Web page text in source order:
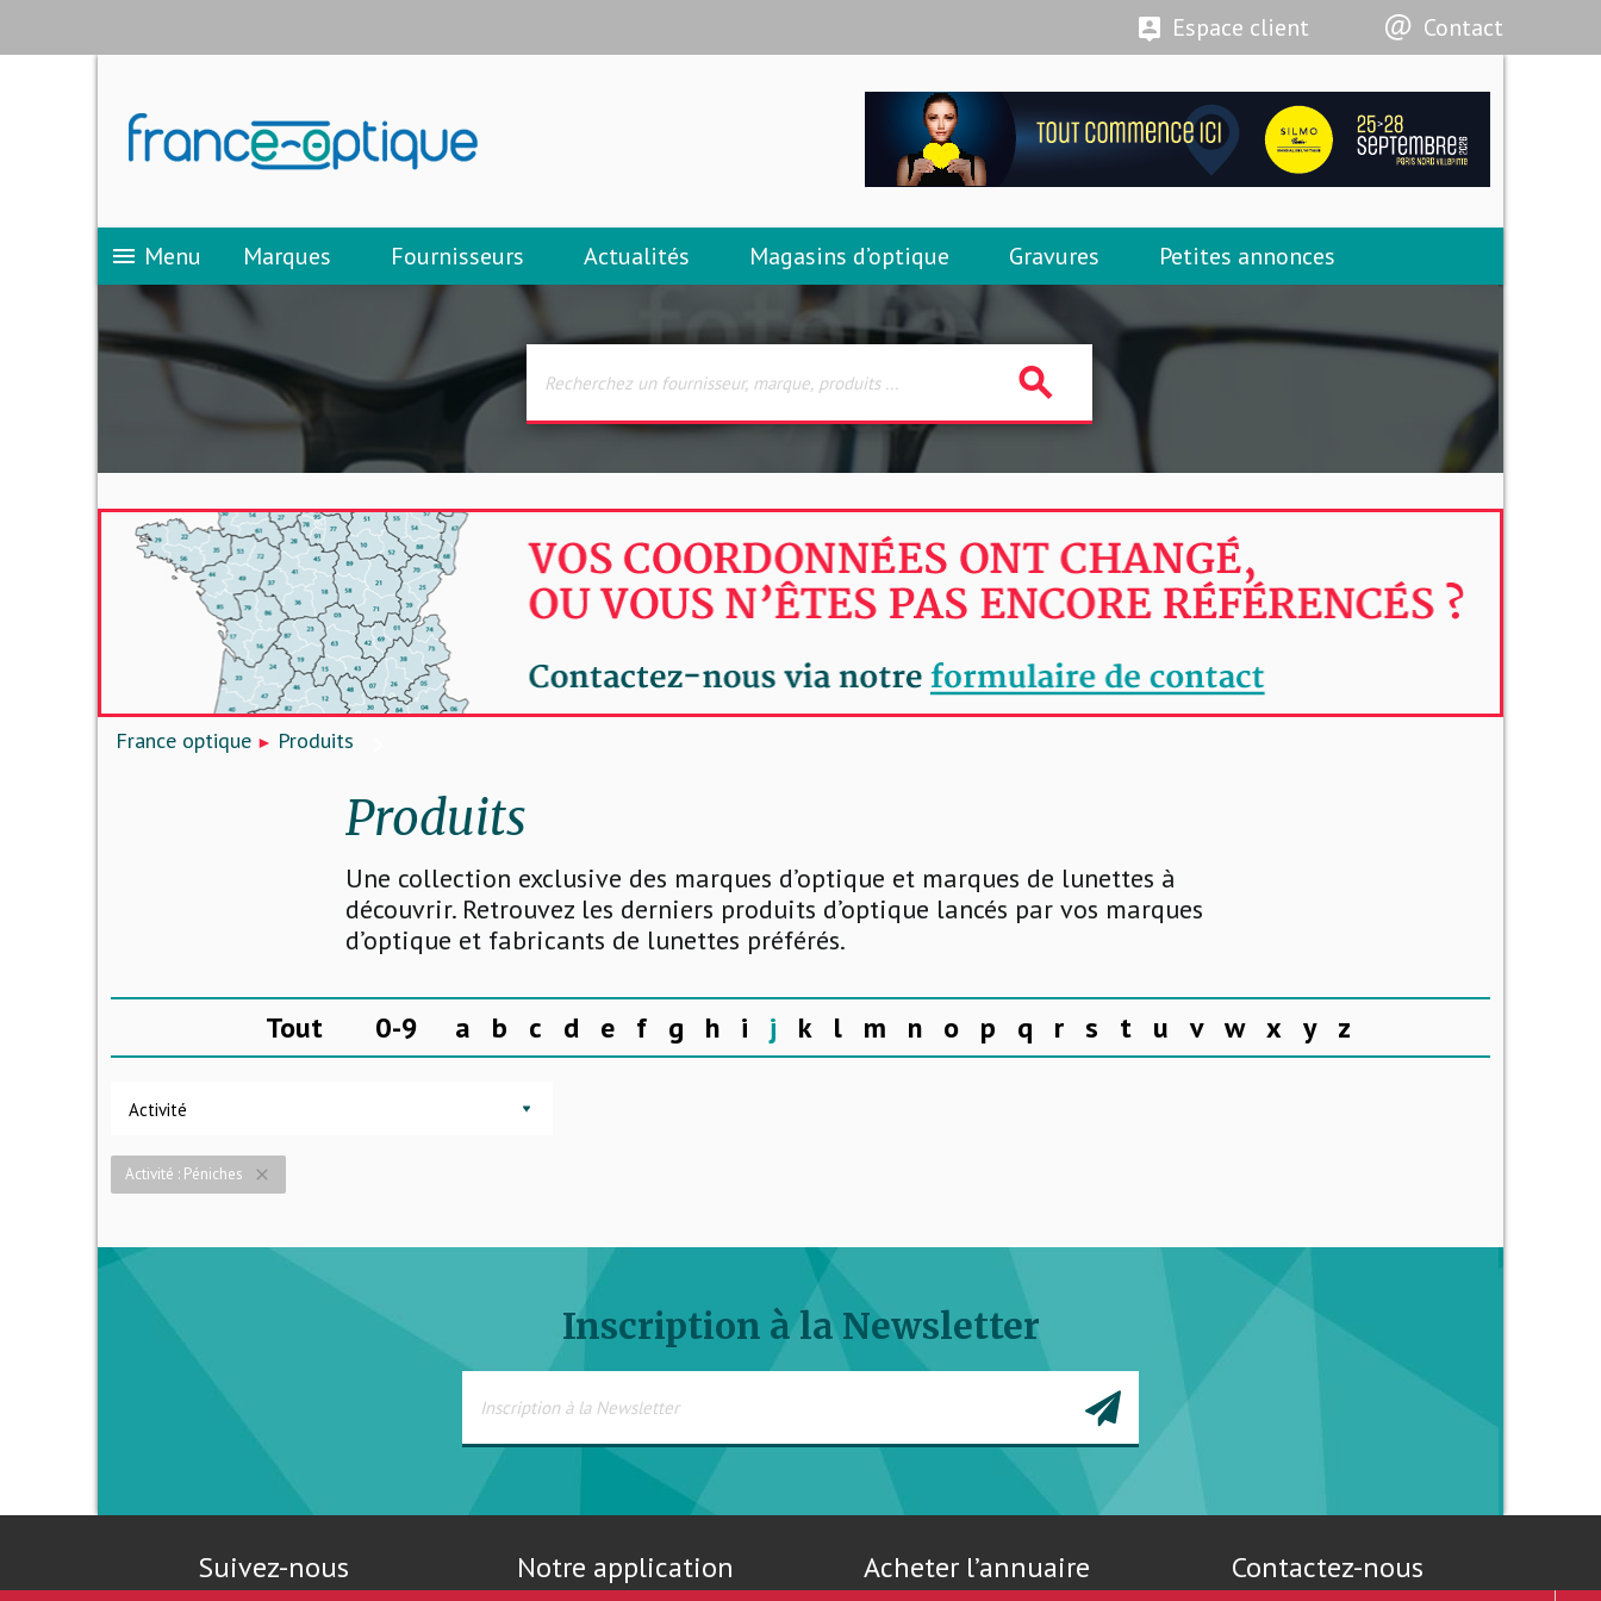
Espace client Contact
menu Menu Marques Fournisseurs Actualités Magasins d’optique Gravures Petites annonces
search
France optique Produits
Produits
Une collection exclusive des marques d’optique et marques de lunettes à
découvrir. Retrouvez les derniers produits d’optique lancés par vos marques
d’optique et fabricants de lunettes préférés.
Tout 0-9 a b c d e f g h i j k l m n o p q r s t u v w x y z
Activité
Activité : Péniches close
Inscription à la Newsletter
Suivez-nous Notre application Acheter l’annuaire Contactez-nous